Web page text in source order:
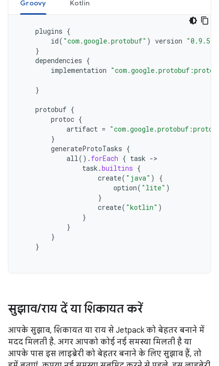
Groovy Kotlin
plugins {
id( "com.google.protobuf" ) version "0.9.5"
}
dependencies {
implementation
}
protobuf {
protoc {
artifact =
}
generateProtoTasks {
all(). forEach { task ->
task .builtins {
create( "java" )
{
option( "lite" )
}
create( "kotlin" )
}
}
}
}
सुझाव/राय दें या शिकायत करें
आपके सुझाव, शिकायत या राय से Jetpack को बेहतर बनाने में
मदद मिलती है. अगर आपको कोई नई समस्या मिलती है या
आपके पास इस लाइब्रेरी को बेहतर बनाने के लिए सुझाव हैं, तो